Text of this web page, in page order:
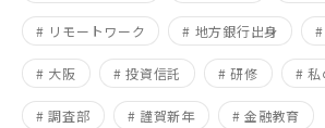
# リモートワーク # 地方銀行出身
# 大阪 # 投資信託 # 研修 # 私
# 調査部 # 謹賀新年 # 金融教育